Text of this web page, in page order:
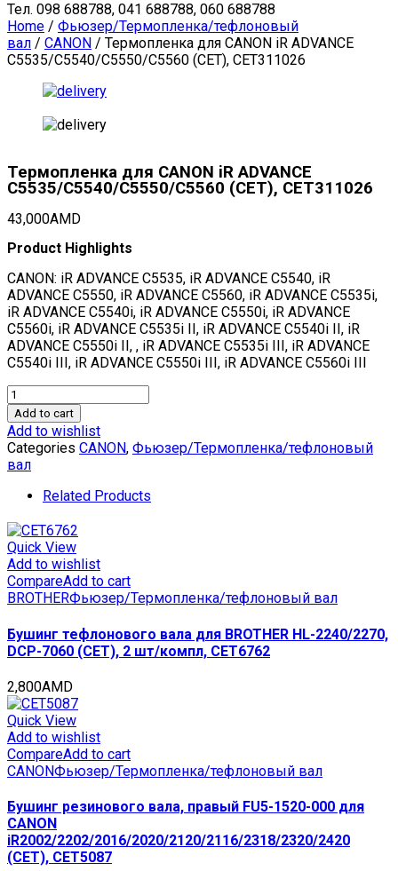
Тел. 098 688788, 041 688788, 060 688788
Home / Фьюзер/Термопленка/тефлоновый
вал / CANON / Термопленка для CANON iR ADVANCE
C5535/C5540/C5550/C5560 (CET), CET311026
Термопленка для CANON iR ADVANCE
C5535/C5540/C5550/C5560 (CET), CET311026
43,000AMD
Product Highlights
CANON: iR ADVANCE C5535, iR ADVANCE C5540, iR
ADVANCE C5550, iR ADVANCE C5560, iR ADVANCE C5535i,
iR ADVANCE C5540i, iR ADVANCE C5550i, iR ADVANCE
C5560i, iR ADVANCE C5535i II, iR ADVANCE C5540i II, iR
ADVANCE C5550i II, , iR ADVANCE C5535i III, iR ADVANCE
C5540i III, iR ADVANCE C5550i III, iR ADVANCE C5560i III
Термопленка
для
CANON
iR
ADVANCE
(CET),
quantity
Add to cart
Add to wishlist
Categories CANON, Фьюзер/Термопленка/тефлоновый
вал
Related Products
Quick View
Add to wishlist
CompareAdd to cart
BROTHERФьюзер/Термопленка/тефлоновый вал
Бушинг тефлонового вала для BROTHER HL-2240/2270,
DCP-7060 (CET), 2 шт/компл, CET6762
2,800AMD
Quick View
Add to wishlist
CompareAdd to cart
CANONФьюзер/Термопленка/тефлоновый вал
Бушинг резинового вала, правый FU5-1520-000 для
CANON
iR2002/2202/2016/2020/2120/2116/2318/2320/2420
(CET), CET5087